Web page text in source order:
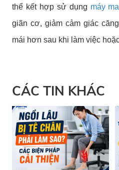
thể kết hợp sử dụng máy
giãn cơ, giảm cảm giác
mái hơn sau khi làm việc
CÁC TIN KHÁC